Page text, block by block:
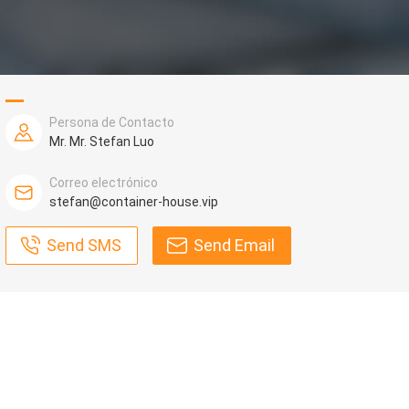
Persona de Contacto
Mr. Mr. Stefan Luo
Correo electrónico
stefan@container-house.vip
Send SMS Send Email